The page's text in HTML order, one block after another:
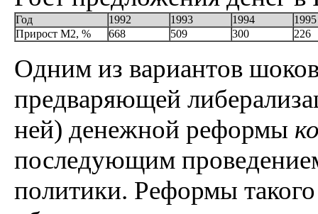
Год 1992 1993 1994
1995
Прирост М2, %
668 509 300 226
Одним из вариантов
предваряющей
ней) денежной реформы
последующим
политики. Реформы